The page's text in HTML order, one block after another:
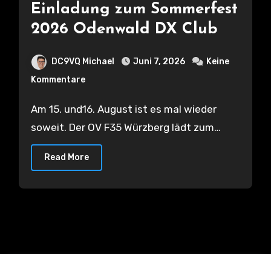
Einladung zum Sommerfest
2026 Odenwald DX Club
DC9VQ Michael Juni 7, 2026
Keine
Kommentare
Am 15. und16. August ist es mal wieder
soweit. Der OV F35 Würzberg lädt zum…
Read More